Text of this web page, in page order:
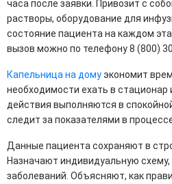
часа после заявки. Привозит с
растворы, оборудование для
состояние пациента на каждом
вызов можно по телефону 8 (800)
Капельница на домуэкономит
необходимости ехать в стационар
действия выполняются в
следит за показателями в
Данные пациента сохраняют в
Назначают индивидуальную
заболеваний. Объясняют, как